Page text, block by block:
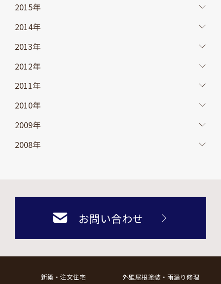
2015年
2014年
2013年
2012年
2011年
2010年
2009年
2008年
お問い合わせ
新築・注文住宅 外壁屋根塗装・雨漏り修理